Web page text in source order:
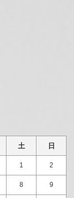
土 日
1 2
8 9